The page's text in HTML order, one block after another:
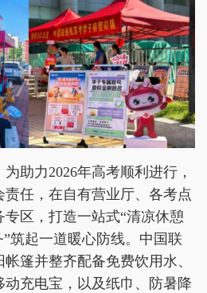
助力2026年高考顺利进行，
任，在自有营业厅、各考点
区，打造一站式“清凉休憩
筑起一道暖心防线。中国联
篷并整齐配备免费饮用水、
充电宝，以及纸巾、防暑降